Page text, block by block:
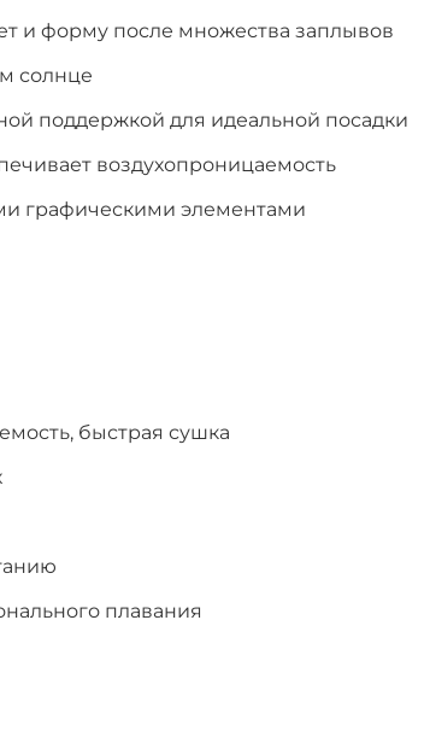
и форму после множества заплывов
солнце
поддержкой для идеальной посадки
воздухопроницаемость
графическими элементами
быстрая сушка
плавания